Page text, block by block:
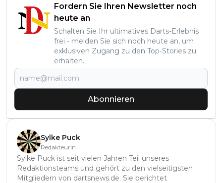
Fordern Sie Ihren Newsletter noch
heute an
Schalten Sie Ihr ultimatives Darts-Erlebnis
frei - melden Sie sich noch heute an, um
exklusiven Zugang zu den Top-Stories zu
erhalten.
Abonnieren
Sylke Puck
Redakteurin
Sylke Puck ist seit vielen Jahren Teil unseres
Redaktionsteams und gehört zu den vielseitigsten
Mitgliedern von dartsnews.de. Sie berichtet